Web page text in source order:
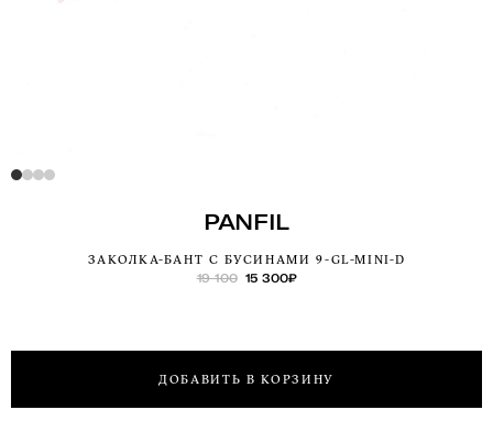
PANFIL
ЗАКОЛКА-БАНТ С БУСИНАМИ 9-GL-MINI-D
19 100 15 300₽
ДОБАВИТЬ В КОРЗИНУ